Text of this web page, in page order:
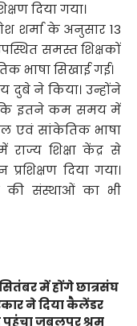
दिया गया।
शर्मा के अनुसार 13
समस्त शिक्षकों
भाषा सिखाई गई।
दुबे ने किया। उन्होंने
कि इतने कम समय में
एवं सांकेतिक भाषा
राज्य शिक्षा केंद्र से
प्रशिक्षण दिया गया।
की संस्थाओं का भी
में होंगे छात्रसंघ
ने दिया कैलेंडर
पहुंचा जबलपुर श्रम